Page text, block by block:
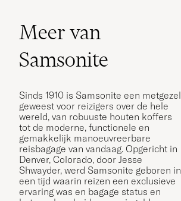
Meer van
Samsonite
Sinds 1910 is Samsonite een metgezel
geweest voor reizigers over de hele
wereld, van robuuste houten koffers
tot de moderne, functionele en
gemakkelijk manoeuvreerbare
reisbagage van vandaag. Opgericht in
Denver, Colorado, door Jesse
Shwayder, werd Samsonite geboren in
een tijd waarin reizen een exclusieve
ervaring was en bagage status en